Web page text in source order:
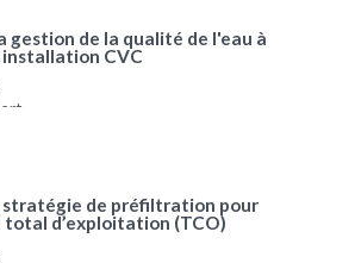
gestion de la qualité de l'eau à
CVC
stratégie de préfiltration pour
d’exploitation (TCO)